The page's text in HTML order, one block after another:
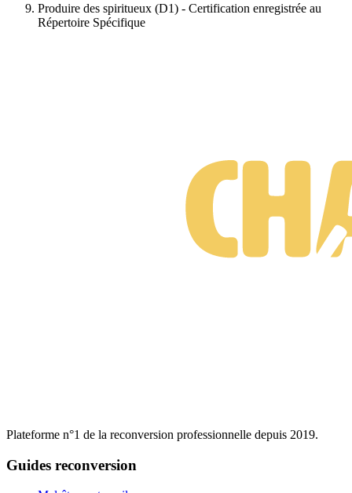
Produire des spiritueux (D1) - Certification enregistrée au
Répertoire Spécifique
Plateforme n°1 de la reconversion professionnelle depuis 2019.
Guides reconversion